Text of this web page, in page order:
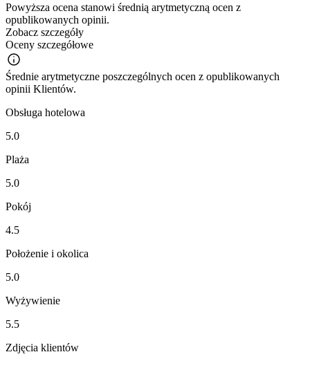
Powyższa ocena stanowi średnią arytmetyczną ocen z
opublikowanych opinii.
Zobacz szczegóły
Oceny szczegółowe
Średnie arytmetyczne poszczególnych ocen z opublikowanych
opinii Klientów.
Obsługa hotelowa
5.0
Plaża
5.0
Pokój
4.5
Położenie i okolica
5.0
Wyżywienie
5.5
Zdjęcia klientów